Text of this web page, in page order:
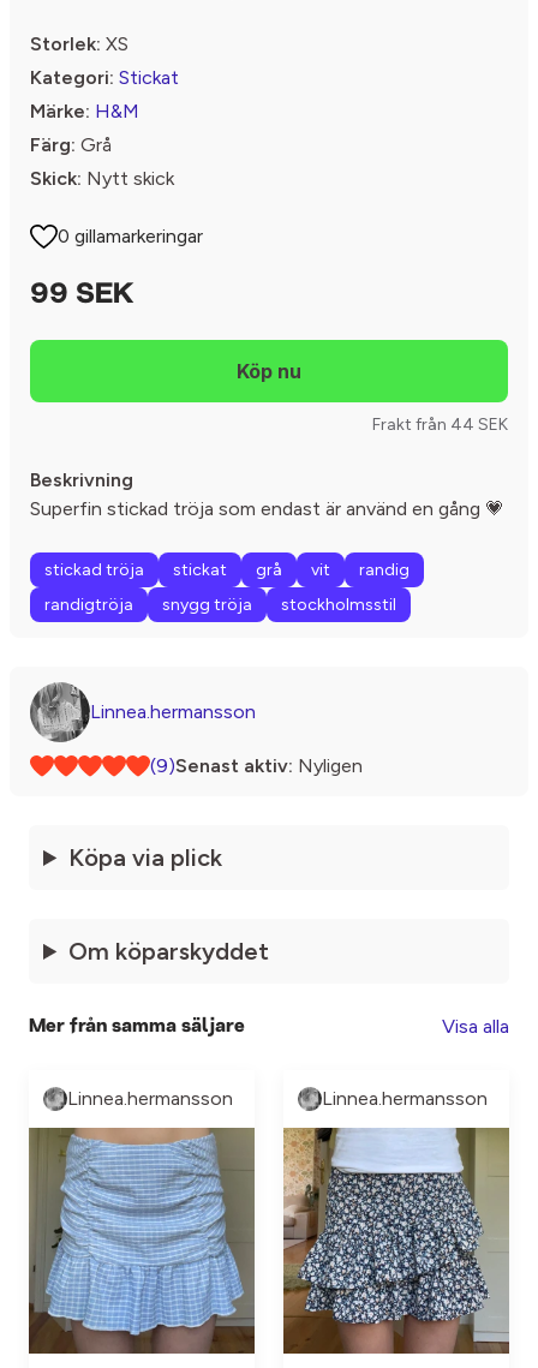
Storlek: XS
Kategori: Stickat
Märke: H&M
Färg: Grå
Skick: Nytt skick
0 gillamarkeringar
99 SEK
Frakt från 44 SEK
Beskrivning
Superfin stickad tröja som endast är använd en gång 💗
stickad tröja stickat grå vit
randig
randigtröja
snygg tröja stockholmsstil
Linnea.hermansson
(9)Senast aktiv: Nyligen
Köpa via plick
Om köparskyddet
Mer från samma säljare Visa alla
Linnea.hermansson Linnea.hermansson